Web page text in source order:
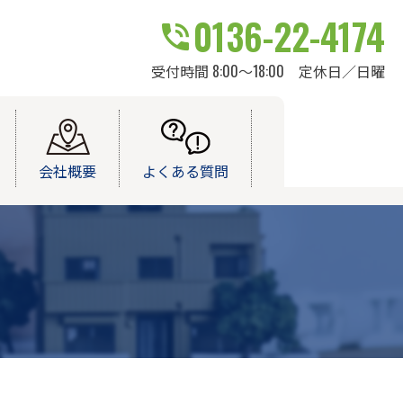
0136-22-4174
受付時間 8:00～18:00 定休日／日曜
会社概要 よくある質問